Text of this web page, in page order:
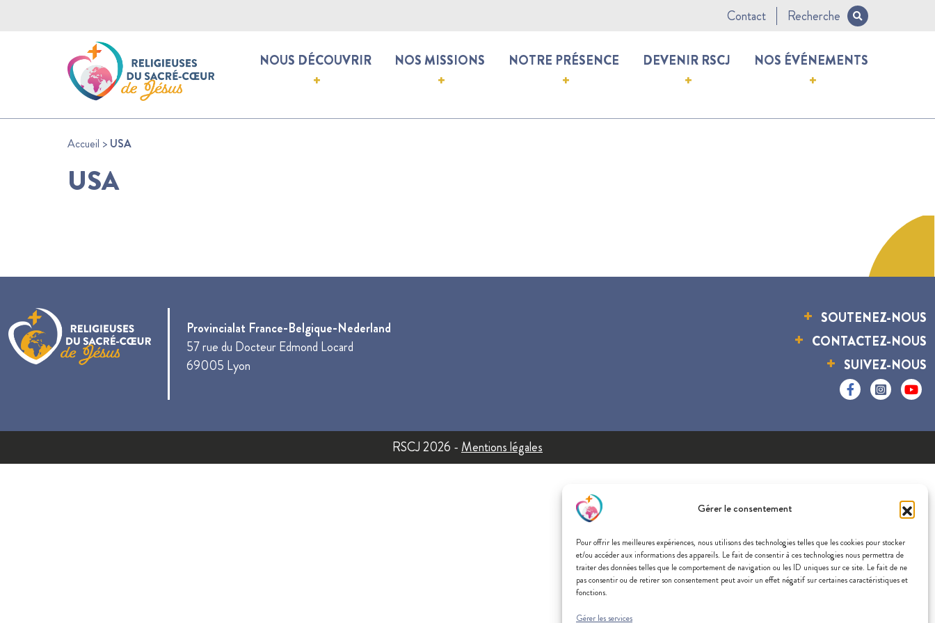
Gérer le consentement
Pour offrir les meilleures expériences, nous utilisons des technologies telles que les cookies pour stocker
et/ou accéder aux informations des appareils. Le fait de consentir à ces technologies nous permettra de
traiter des données telles que le comportement de navigation ou les ID uniques sur ce site. Le fait de ne
pas consentir ou de retirer son consentement peut avoir un effet négatif sur certaines caractéristiques et
fonctions.
Gérer les services
Contact Recherche
NOUS DÉCOUVRIR NOS MISSIONS NOTRE PRÉSENCE DEVENIR RSCJ NOS ÉVÉNEMENTS
Accueil > USA
USA
Provincialat France-Belgique-Nederland
57 rue du Docteur Edmond Locard
69005 Lyon
SOUTENEZ-NOUS
CONTACTEZ-NOUS
SUIVEZ-NOUS
RSCJ 2026 -Mentions légales